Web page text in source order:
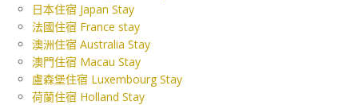
日本住宿 Japan Stay
法國住宿 France stay
澳洲住宿 Australia Stay
澳門住宿 Macau Stay
盧森堡住宿 Luxembourg Stay
荷蘭住宿 Holland Stay